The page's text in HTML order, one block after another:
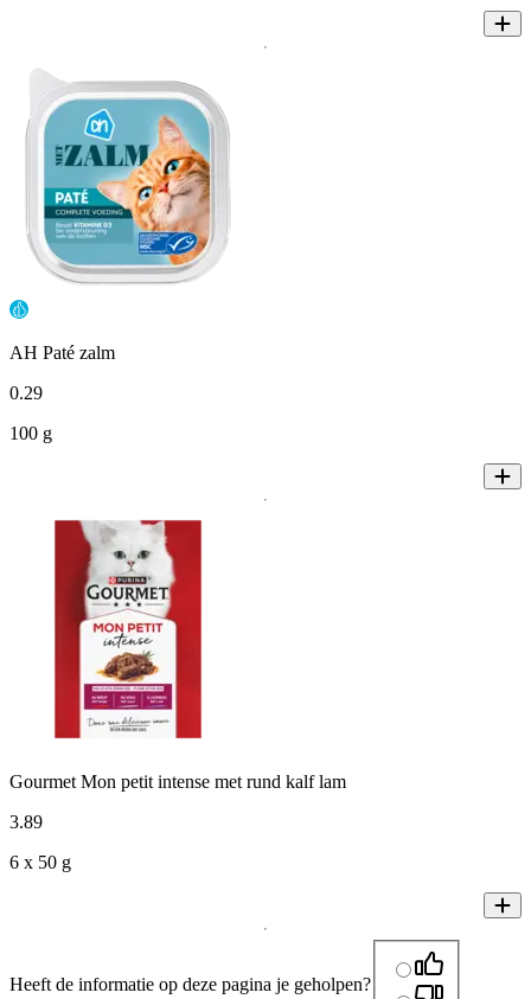
AH Paté zalm
0.29
100 g
Gourmet Mon petit intense met rund kalf lam
3.89
6 x 50 g
Heeft de informatie op deze pagina je geholpen?